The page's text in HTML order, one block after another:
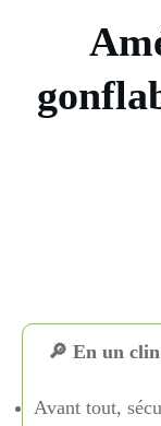
🔎 En un
Avant tout,